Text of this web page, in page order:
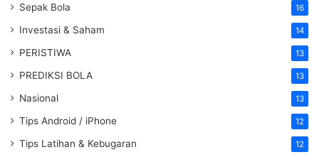
Sepak Bola 16
Investasi & Saham 14
PERISTIWA 13
PREDIKSI BOLA 13
Nasional 13
Tips Android / iPhone 12
Tips Latihan & Kebugaran 12